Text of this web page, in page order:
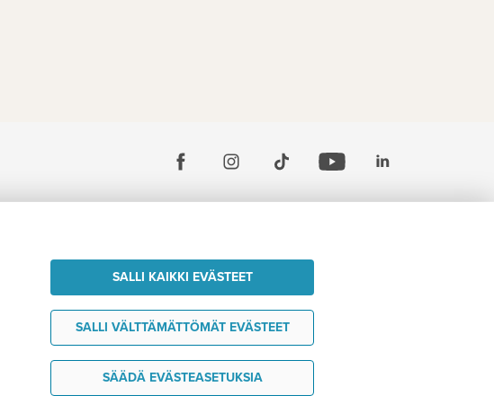
SALLI KAIKKI EVÄSTEET
SALLI VÄLTTÄMÄTTÖMÄT EVÄSTEET
SÄÄDÄ EVÄSTEASETUKSIA